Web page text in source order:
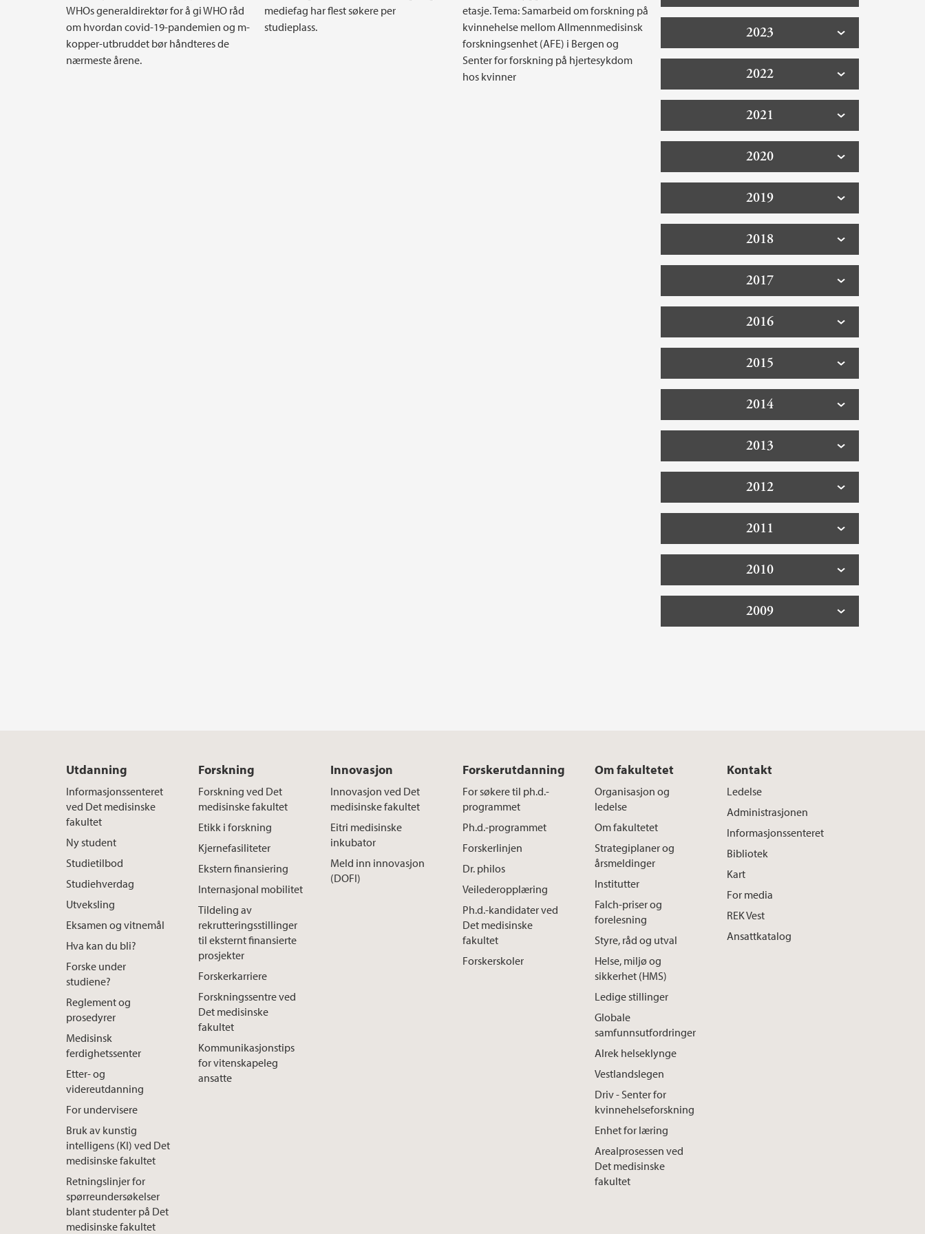
WHOs generaldirektør for å gi WHO råd
om hvordan covid-19-pandemien og m-
kopper-utbruddet bør håndteres de
nærmeste årene.
mediefag har flest søkere per
studieplass.
etasje. Tema: Samarbeid om forskning på
kvinnehelse mellom Allmennmedisinsk
forskningsenhet (AFE) i Bergen og
Senter for forskning på hjertesykdom
hos kvinner
2023
2022
2021
2020
2019
2018
2017
2016
2015
2014
2013
2012
2011
2010
2009
Utdanning
Informasjonssenteret
ved Det medisinske
fakultet
Ny student
Studietilbod
Studiehverdag
Utveksling
Eksamen og vitnemål
Hva kan du bli?
Forske under
studiene?
Reglement og
prosedyrer
Medisinsk
ferdighetssenter
Etter- og
videreutdanning
For undervisere
Bruk av kunstig
intelligens (KI) ved Det
medisinske fakultet
Retningslinjer for
spørreundersøkelser
blant studenter på Det
medisinske fakultet
Forskning
Forskning ved Det
medisinske fakultet
Etikk i forskning
Kjernefasiliteter
Ekstern finansiering
Internasjonal mobilitet
Tildeling av
rekrutteringsstillinger
til eksternt finansierte
prosjekter
Forskerkarriere
Forskningssentre ved
Det medisinske
fakultet
Kommunikasjonstips
for vitenskapeleg
ansatte
Innovasjon
Innovasjon ved Det
medisinske fakultet
Eitri medisinske
inkubator
Meld inn innovasjon
(DOFI)
Forskerutdanning
For søkere til ph.d.-
programmet
Ph.d.-programmet
Forskerlinjen
Dr. philos
Veilederopplæring
Ph.d.-kandidater ved
Det medisinske
fakultet
Forskerskoler
Om fakultetet
Organisasjon og
ledelse
Om fakultetet
Strategiplaner og
årsmeldinger
Institutter
Falch-priser og
forelesning
Styre, råd og utval
Helse, miljø og
sikkerhet (HMS)
Ledige stillinger
Globale
samfunnsutfordringer
Alrek helseklynge
Vestlandslegen
Driv - Senter for
kvinnehelseforskning
Enhet for læring
Arealprosessen ved
Det medisinske
fakultet
Kontakt
Ledelse
Administrasjonen
Informasjonssenteret
Bibliotek
Kart
For media
REK Vest
Ansattkatalog